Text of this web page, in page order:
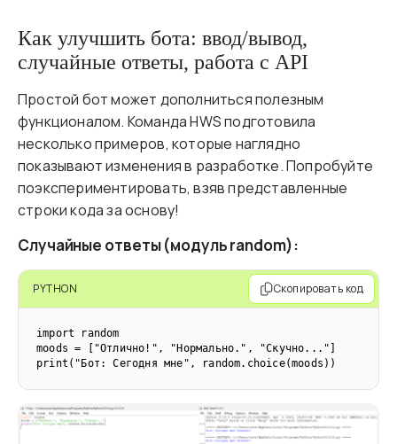
Как улучшить бота: ввод/вывод,
случайные ответы, работа с API
Простой бот может дополниться полезным
функционалом. Команда HWS подготовила
несколько примеров, которые наглядно
показывают изменения в разработке. Попробуйте
поэкспериментировать, взяв представленные
строки кода за основу!
Случайные ответы (модуль random):
PYTHON Скопировать код
import random
moods = ["Отлично!", "Нормально.", "Скучно..."]
print("Бот: Сегодня мне", random.choice(moods))